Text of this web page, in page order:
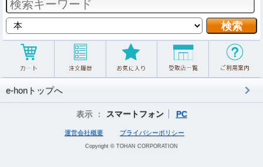
e-honトップへ
表示 ： スマートフォン PC
運営会社概要 プライバシーポリシー
Copyright © TOHAN CORPORATION